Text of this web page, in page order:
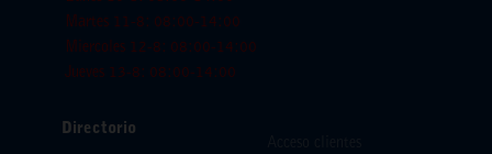
Directorio
Martes 11-8: 08:00-14:00
Miercoles 12-8: 08:00-14:00
Jueves 13-8: 08:00-14:00